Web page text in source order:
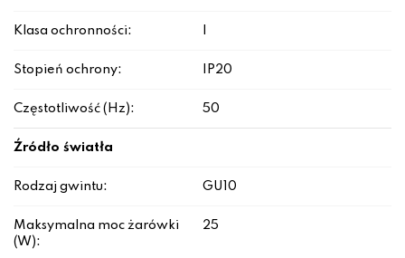
Klasa ochronności:
Stopień ochrony: IP20
Częstotliwość (Hz): 50
Źródło światła
Rodzaj gwintu: GU10
Maksymalna moc żarówki
(W):
25